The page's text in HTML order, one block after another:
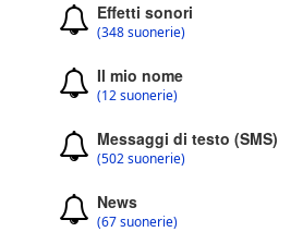
Effetti sonori
(348 suonerie)
Il mio nome
(12 suonerie)
Messaggi di testo (SMS)
(502 suonerie)
News
(67 suonerie)